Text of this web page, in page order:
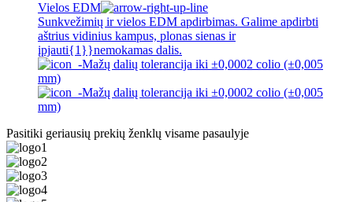
Vielos EDM
Sunkvežimių ir vielos EDM apdirbimas. Galime apdirbti
aštrius vidinius kampus, plonas sienas ir
įpjauti{1}}nemokamas dalis.
Mažų dalių tolerancija iki ±0,0002 colio (±0,005
mm)
Mažų dalių tolerancija iki ±0,0002 colio (±0,005
mm)
Pasitiki geriausių prekių ženklų visame pasaulyje